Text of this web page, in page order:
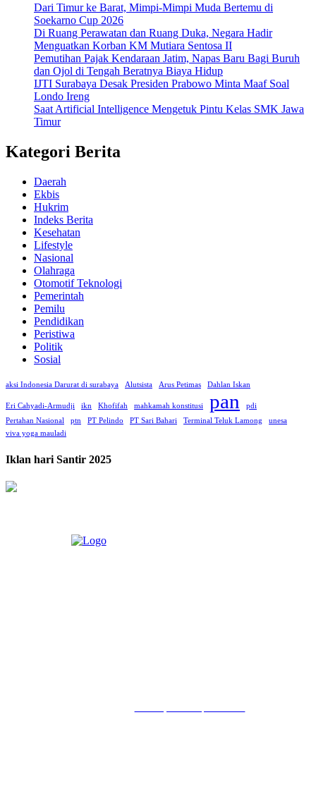
Dari Timur ke Barat, Mimpi-Mimpi Muda Bertemu di
Soekarno Cup 2026
Di Ruang Perawatan dan Ruang Duka, Negara Hadir
Menguatkan Korban KM Mutiara Sentosa II
Pemutihan Pajak Kendaraan Jatim, Napas Baru Bagi Buruh
dan Ojol di Tengah Beratnya Biaya Hidup
IJTI Surabaya Desak Presiden Prabowo Minta Maaf Soal
Londo Ireng
Saat Artificial Intelligence Mengetuk Pintu Kelas SMK Jawa
Timur
Kategori Berita
Daerah
Ekbis
Hukrim
Indeks Berita
Kesehatan
Lifestyle
Nasional
Olahraga
Otomotif Teknologi
Pemerintah
Pemilu
Pendidikan
Peristiwa
Politik
Sosial
aksi Indonesia Darurat di surabaya Alutsista Arus Petimas Dahlan Iskan
Eri Cahyadi-Armudji ikn Khofifah mahkamah konstitusi pan
pdi
Pertahan Nasional
ptn PT Pelindo PT Sari Bahari Terminal Teluk Lamong
unesa
viva yoga mauladi
Iklan hari Santir 2025